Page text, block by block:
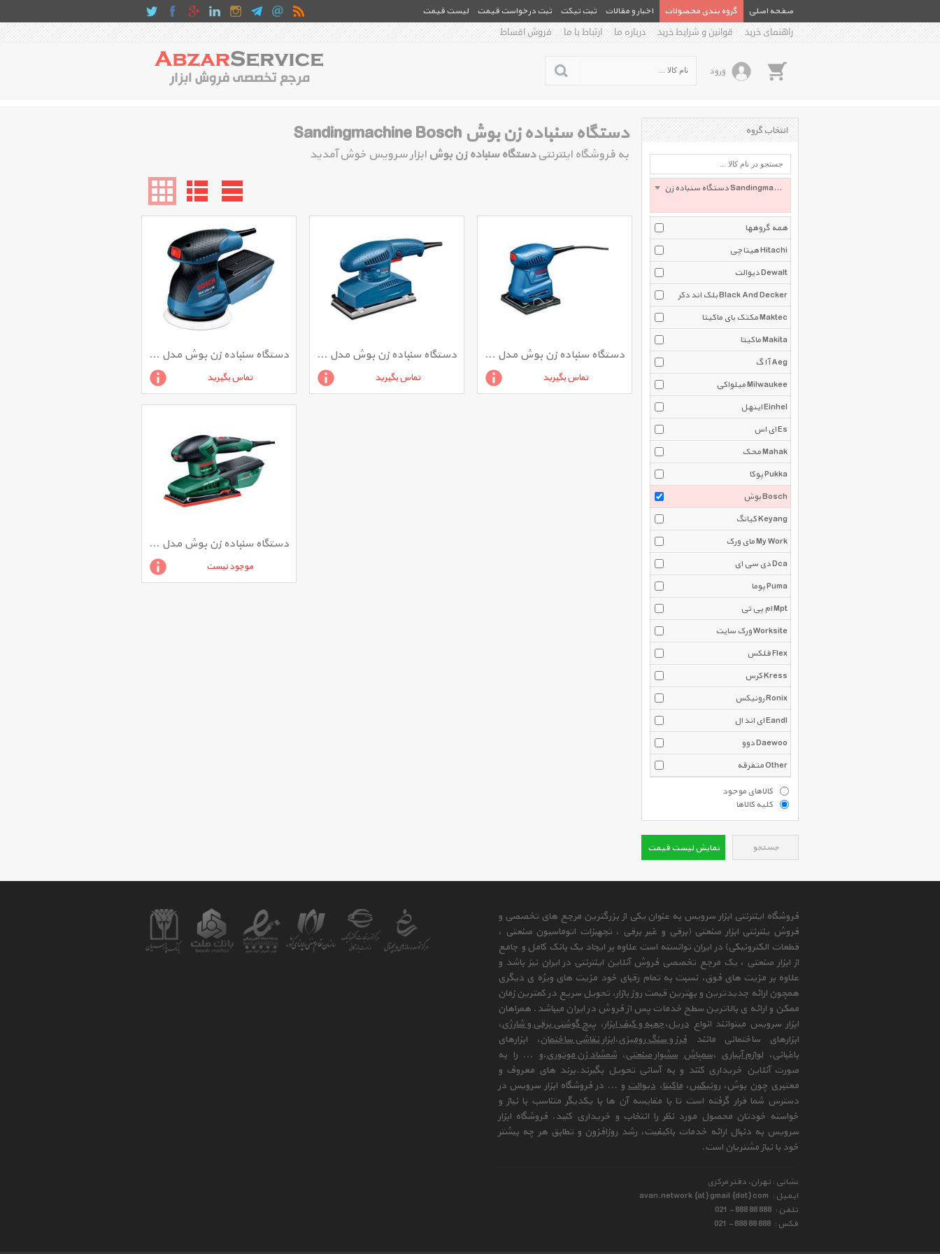
صفحه اصلی گروه بندی محصولات اخبار و مقالات ثبت تیکت ثبت درخواست قیمت
لیست قیمت
راهنمای خرید
قوانین و شرایط خرید درباره ما ارتباط با ما فروش اقساط
ورود
دستگاه سنباده زن بوش Sandingmachine Bosch
به فروشگاه اینترنتیدستگاه سنباده زن بوش ابزار سرویس خوش آمدید
دستگاه سنباده زن بوش مدل GEX 125-1 AE
تماس بگیرید
دستگاه سنباده زن بوش مدل GSS 2300
تماس بگیرید
دستگاه سنباده زن بوش مدل GSS 1400
تماس بگیرید
دستگاه سنباده زن بوش مدل PSS 250 AE
موجود نیست
انتخاب گروه
دستگاه سنباده زن Sandingmachine
همه گروهها
هیتاچی Hitachi
دیوالت Dewalt
بلک اند دکر Black And Decker
مکتک بای ماکیتا Maktec
ماکیتا Makita
آ ا گ Aeg
میلواکی Milwaukee
اینهل Einhel
ای اس Es
محک Mahak
پوکا Pukka
بوش Bosch
کیانگ Keyang
مای ورک My Work
دی سی ای Dca
پوما Puma
ام پی تی Mpt
ورک سایت Worksite
فلکس Flex
کرس Kress
رونیکس Ronix
ای اند ال Eandl
دوو Daewoo
متفرقه Other
کالاهای موجود
کلیه کالاها
جستجو نمایش لیست قیمت
فروشگاه اینترنتی ابزار سرویس به عنوان یکی از بزرگترین مرجع های تخصصی و
فروش ینترنتی ابزار صنعتی (برقی و غیر برقی ، تجهیزات اتوماسیون صنعتی ،
قطعات الکترونیکی) در ایران توانسته است علاوه بر ایجاد یک بانک کامل و جامع
از ابزار صنعتی ، یک مرجع تخصصی فروش آنلاین اینترنتی در ایران نیز باشد و
علاوه بر مزیت های فوق، نسبت به تمام رقبای خود مزیت های ویژه ی دیگری
همچون ارائه جدیدترین و بهترین قیمت روز بازار، تحویل سریع در کمترین زمان
ممکن و ارائه ی بالاترین سطح خدمات پس از فروش در ایران میباشد. همراهان
ابزار سرویس میتوانند انواعدریل،جعبه و کیف ابزار، پیچ گوشتی برقی و شارژی،
ابزارهای ساختمانی مانندفرز و سنگ رومیزی،ابزار نقاشی ساختمان، ابزارهای
باغبانی،لوازم آبیاری،سمپاش سشوار صنعتی،شمشاد زن موتوری،و ... را به
صورت آنلاین خریداری کنند و به آسانی تحویل بگیرند.برند های معروف و
معتبری چون بوش، رونیکس،ماکیتا، دیوالتو ... در فروشگاه ابزار سرویس در
دسترس شما قرار گرفته است تا با مقایسه آن ها با یکدیگر متناسب با نیاز و
خواسته خودتان محصول مورد نظر را انتخاب و خریداری کنید. فروشگاه ابزار
سرویس به دنبال ارائه خدمات باکیفیت، رشد روزافزون و تطابق هر چه بیشتر
خود با نیاز مشتریان است.
نشانی : تهران، دفتر مرکزی
ایمیل : avan.network {at} gmail {dot} com
تلفن : 021 - 888 88 888
فکس : 021 - 888 88 888